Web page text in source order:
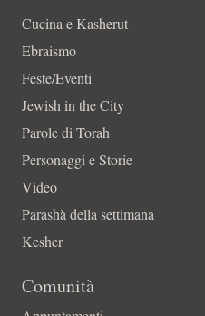
Cucina e Kasherut
Ebraismo
Feste/Eventi
Jewish in the City
Parole di Torah
Personaggi e Storie
Video
Parashà della settimana
Kesher
Comunità